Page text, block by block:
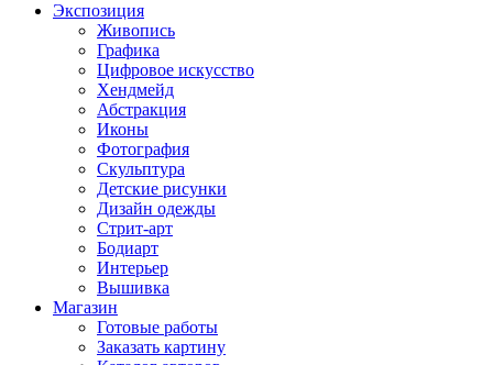
Экспозиция
Живопись
Графика
Цифровое искусство
Хендмейд
Абстракция
Иконы
Фотография
Скульптура
Детские рисунки
Дизайн одежды
Стрит-арт
Бодиарт
Интерьер
Вышивка
Магазин
Готовые работы
Заказать картину